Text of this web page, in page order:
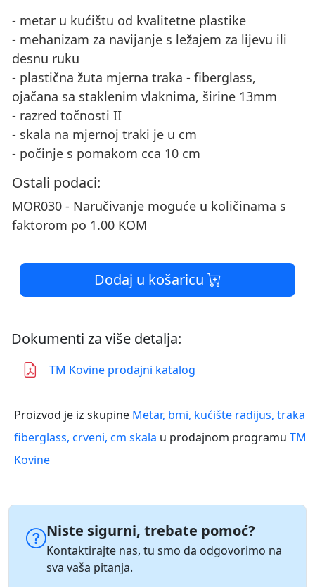
- metar u kućištu od kvalitetne plastike
- mehanizam za navijanje s ležajem za lijevu ili
desnu ruku
- plastična žuta mjerna traka - fiberglass,
ojačana sa staklenim vlaknima, širine 13mm
- razred točnosti II
- skala na mjernoj traki je u cm
- počinje s pomakom cca 10 cm
Ostali podaci:
MOR030 - Naručivanje moguće u količinama s
faktorom po 1.00 KOM
Dodaj u košaricu
Dokumenti za više detalja:
TM Kovine prodajni katalog
Proizvod je iz skupine Metar, bmi, kućište radijus, traka
fiberglass, crveni, cm skala u prodajnom programu TM
Kovine
Niste sigurni, trebate pomoć?
Kontaktirajte nas, tu smo da odgovorimo na
sva vaša pitanja.